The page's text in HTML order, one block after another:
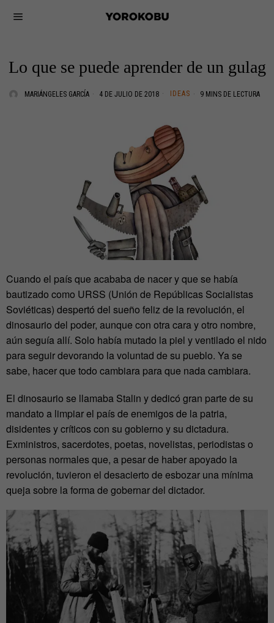
Lo que se puede aprender de un gulag
MARIÁNGELES GARCÍA 4 DE JULIO DE 2018 IDEAS 9 MINS DE LECTURA
Cuando el país que acababa de nacer y que se había
bautizado como URSS (Unión de Repúblicas Socialistas
Soviéticas) despertó del sueño feliz de la revolución, el
dinosaurio del poder, aunque con otra cara y otro nombre,
aún seguía allí. Solo había mutado la piel y ventilado el nido
para seguir devorando la voluntad de su pueblo. Ya se
sabe, hacer que todo cambiara para que nada cambiara.
El dinosaurio se llamaba Stalin y dedicó gran parte de su
mandato a limpiar el país de enemigos de la patria,
disidentes y críticos con su gobierno y su dictadura.
Exministros, sacerdotes, poetas, novelistas, periodistas o
personas normales que, a pesar de haber apoyado la
revolución, tuvieron el desacierto de esbozar una mínima
queja sobre la forma de gobernar del dictador.